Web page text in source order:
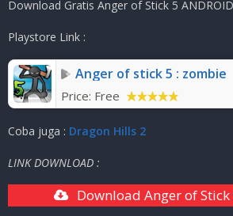
Publisher:J-Park
Mode: Solo+
Download Gratis Anger of Stick 5
Playstore Link :
Anger of stick 5 : zombie
Price: Free
Coba juga : Dragon Hills 2
LINK DOWNLOAD :
Download Anger of Stick